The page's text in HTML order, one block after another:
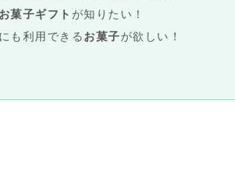
お菓子ギフト が知りたい！
も利用できる お菓子が欲しい！